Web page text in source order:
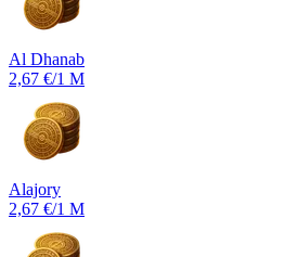
Al Dhanab
2,67 €/1 M
Alajory
2,67 €/1 M